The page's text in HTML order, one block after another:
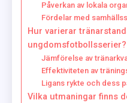
Påverkan av lokala
Fördelar med
Hur varierar
ungdomsfotbollsserier?
Jämförelse av
Effektiviteten av
Ligans rykte och dess
Vilka utmaningar finns